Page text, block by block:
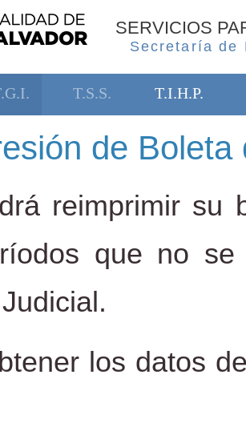
SERVICIOS
Secretaría de
T.S.S. T.I.H.P.
de
reimprimir su
que no
los datos